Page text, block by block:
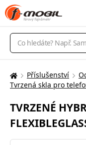
Vyhledávání
Zde
nacházíte:
Příslušenství
Tvrzená skla pro
TVRZENÉ